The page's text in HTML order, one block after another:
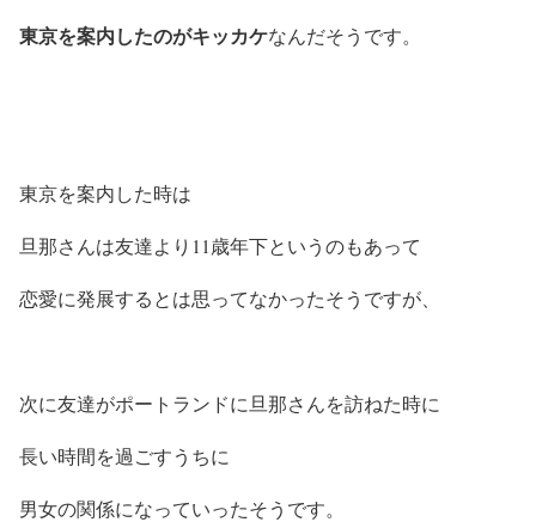
東京を案内したのがキッカケなんだそうです。
東京を案内した時は
旦那さんは友達より11歳年下というのもあって
恋愛に発展するとは思ってなかったそうですが、
次に友達がポートランドに旦那さんを訪ねた時に
長い時間を過ごすうちに
男女の関係になっていったそうです。